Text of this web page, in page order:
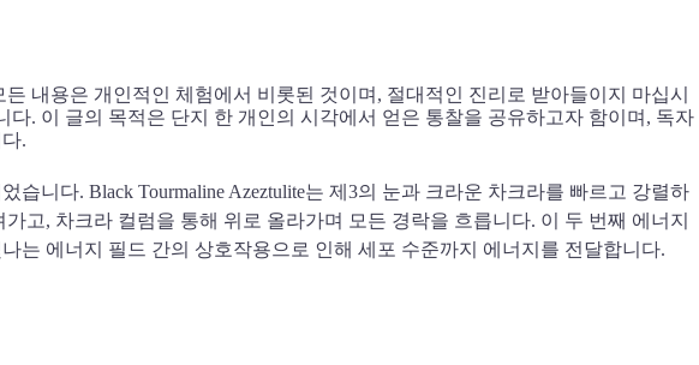
내용은 개인적인 체험에서 비롯된 것이며, 절대적인 진리로 받아들이지 마십시
. 이 글의 목적은 단지 한 개인의 시각에서 얻은 통찰을 공유하고자 함이며, 독자
.
습니다. Black Tourmaline Azeztulite는 제3의 눈과 크라운 차크라를 빠르고 강렬하
고, 차크라 컬럼을 통해 위로 올라가며 모든 경락을 흐릅니다. 이 두 번째 에너지
는 에너지 필드 간의 상호작용으로 인해 세포 수준까지 에너지를 전달합니다.